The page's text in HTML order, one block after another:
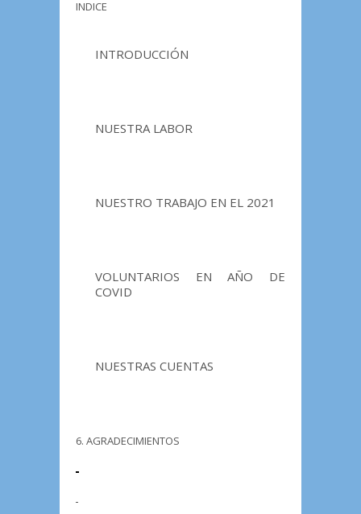
INDICE
INTRODUCCIÓN
NUESTRA LABOR
NUESTRO TRABAJO EN EL 2021
VOLUNTARIOS EN AÑO DE
COVID
NUESTRAS CUENTAS
6. AGRADECIMIENTOS